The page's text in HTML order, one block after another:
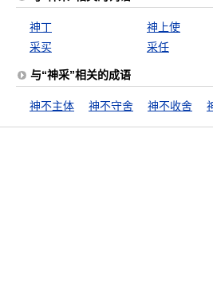
神丁 神上使
采买
采任
与“神采”相关的成语
神不主体 神不守舍 神不收舍